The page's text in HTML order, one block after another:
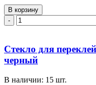
В корзину
-
Стекло для
черный
В наличии: 15 шт.